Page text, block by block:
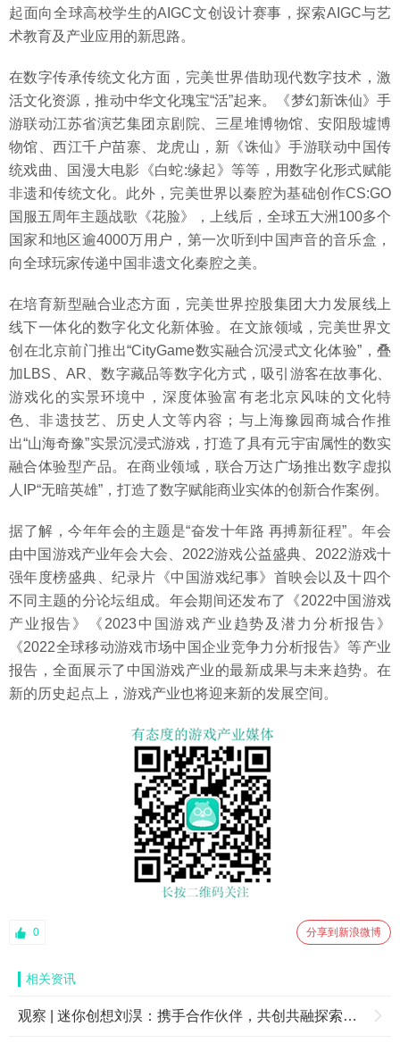
起面向全球高校学生的AIGC文创设计赛事，探索AIGC与艺
术教育及产业应用的新思路。
在数字传承传统文化方面，完美世界借助现代数字技术，激
活文化资源，推动中华文化瑰宝“活”起来。《梦幻新诛仙》手
游联动江苏省演艺集团京剧院、三星堆博物馆、安阳殷墟博
物馆、西江千户苗寨、龙虎山，新《诛仙》手游联动中国传
统戏曲、国漫大电影《白蛇:缘起》等等，用数字化形式赋能
非遗和传统文化。此外，完美世界以秦腔为基础创作CS:GO
国服五周年主题战歌《花脸》，上线后，全球五大洲100多个
国家和地区逾4000万用户，第一次听到中国声音的音乐盒，
向全球玩家传递中国非遗文化秦腔之美。
在培育新型融合业态方面，完美世界控股集团大力发展线上
线下一体化的数字化文化新体验。在文旅领域，完美世界文
创在北京前门推出“CityGame数实融合沉浸式文化体验”，叠
加LBS、AR、数字藏品等数字化方式，吸引游客在故事化、
游戏化的实景环境中，深度体验富有老北京风味的文化特
色、非遗技艺、历史人文等内容；与上海豫园商城合作推
出“山海奇豫”实景沉浸式游戏，打造了具有元宇宙属性的数实
融合体验型产品。在商业领域，联合万达广场推出数字虚拟
人IP“无暗英雄”，打造了数字赋能商业实体的创新合作案例。
据了解，今年年会的主题是“奋发十年路 再搏新征程”。年会
由中国游戏产业年会大会、2022游戏公益盛典、2022游戏十
强年度榜盛典、纪录片《中国游戏纪事》首映会以及十四个
不同主题的分论坛组成。年会期间还发布了《2022中国游戏
产业报告》《2023中国游戏产业趋势及潜力分析报告》
《2022全球移动游戏市场中国企业竞争力分析报告》等产业
报告，全面展示了中国游戏产业的最新成果与未来趋势。在
新的历史起点上，游戏产业也将迎来新的发展空间。
0 分享到新浪微博
相关资讯
观察 | 迷你创想刘淏：携手合作伙伴，共创共融探索多元产业发展之路